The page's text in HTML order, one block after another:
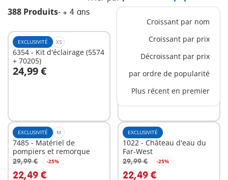
388 Produits- + 4 ans
Croissant par nom
Croissant par prix
Décroissant par prix
par ordre de popularité
Plus récent en premier
EXCLUSIVITÉ XS
6354 - Kit d'éclairage (5574
+ 70205)
24,99 €
Au panier
EXCLUSIVITÉ L
9366 - Avion FunPark avec
32,99 € -25%
24,74 €
Au panier
EXCLUSIVITÉ M
7485 - Matériel de
pompiers et remorque
29,99 € -25%
22,49 €
Au panier
EXCLUSIVITÉ
1022 - Château d'eau du
Far-West
29,99 € -25%
22,49 €
Au panier